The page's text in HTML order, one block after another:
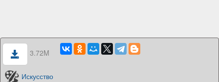
3.72M
Искусство